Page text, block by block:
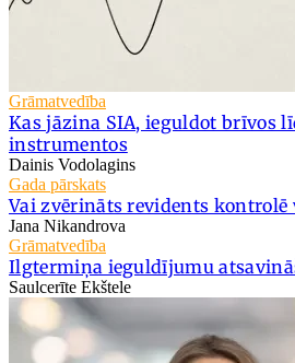
Grāmatvedība
Kas jāzina SIA, ieguldot brīvos
instrumentos
Dainis Vodolagins
Gada pārskats
Vai zvērināts revidents kontrolē
Jana Nikandrova
Grāmatvedība
Ilgtermiņa ieguldījumu
Saulcerīte Ekštele